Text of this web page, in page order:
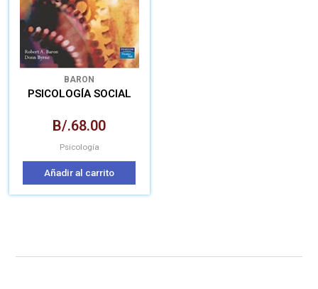
BARON
PSICOLOGÍA SOCIAL
B/.68.00
Psicología
Añadir al carrito